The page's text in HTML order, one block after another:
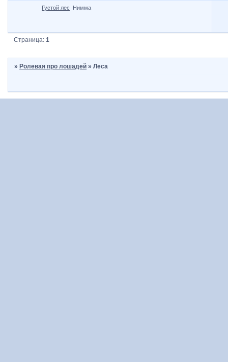
Густой лес Нимма
Страница:1
» Ролевая про лошадей »Леса